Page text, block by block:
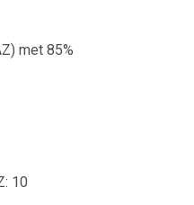
met 85%
10